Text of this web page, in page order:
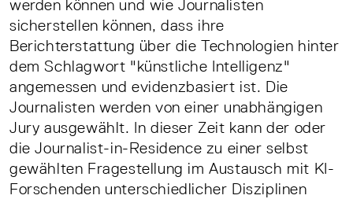
werden können und wie Journalisten
sicherstellen können, dass ihre
Berichterstattung über die Technologien hinter
dem Schlagwort "künstliche Intelligenz"
angemessen und evidenzbasiert ist. Die
Journalisten werden von einer unabhängigen
Jury ausgewählt. In dieser Zeit kann der oder
die Journalist-in-Residence zu einer selbst
gewählten Fragestellung im Austausch mit KI-
Forschenden unterschiedlicher Disziplinen